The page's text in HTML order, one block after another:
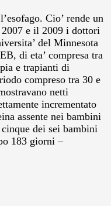
Cio’ rende un
e il 2009 i dottori
del Minnesota
di eta’ compresa tra
e trapianti di
compreso tra 30 e
netti
incrementato
assente nei bambini
dei sei bambini
183 giorni –